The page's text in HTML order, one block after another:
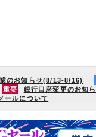
のお知らせ(8/13-8/16)
重要 銀行口座変更のお知
ールについて